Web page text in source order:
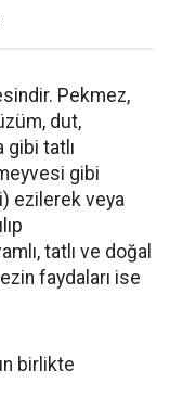
Pekmez,
dut,
gibi tatlı
gibi
ezilerek veya
tatlı ve doğal
faydaları ise
birlikte